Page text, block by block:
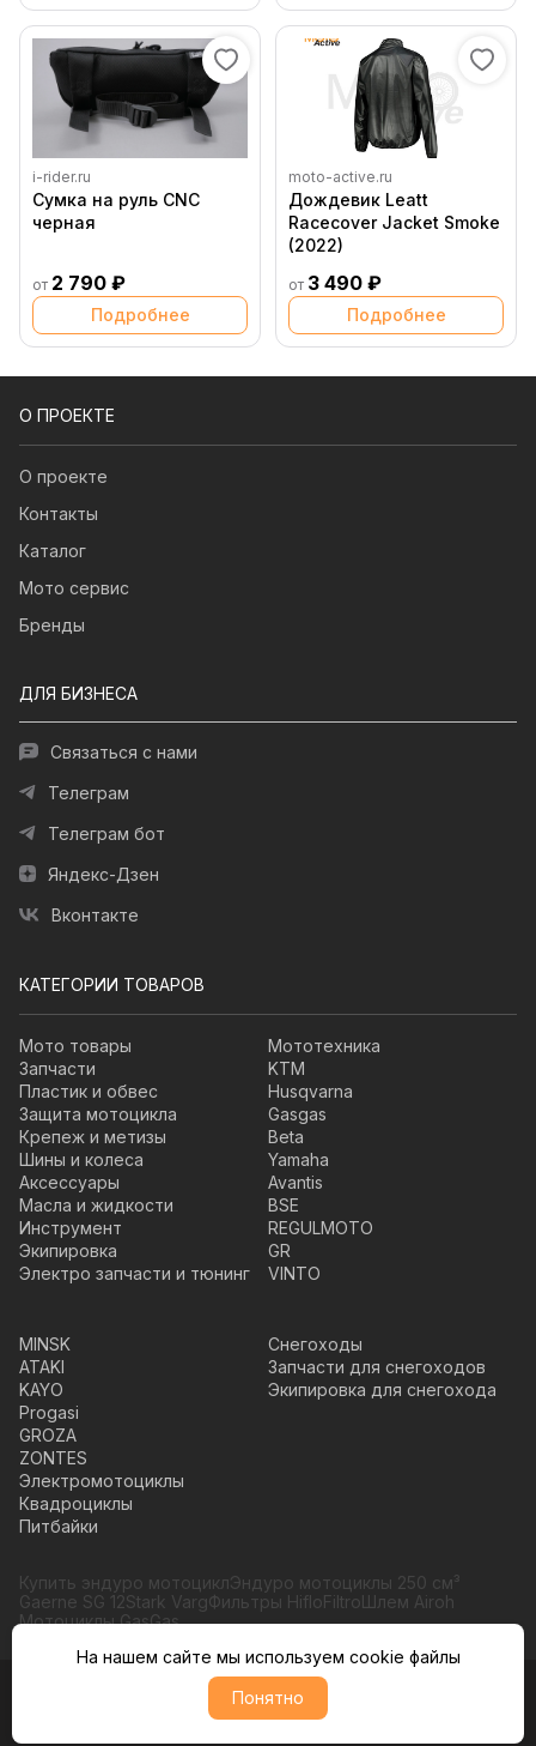
i-rider.ru
Сумка на руль CNC
черная
от 2 790 ₽
Подробнее
moto-active.ru
Дождевик Leatt
Racecover Jacket Smoke
(2022)
от 3 490 ₽
Подробнее
О ПРОЕКТЕ
О проекте
Контакты
Каталог
Мото сервис
Бренды
ДЛЯ БИЗНЕСА
Связаться с нами
Телеграм
Телеграм бот
Яндекс-Дзен
Вконтакте
КАТЕГОРИИ ТОВАРОВ
Мото товары
Запчасти
Пластик и обвес
Защита мотоцикла
Крепеж и метизы
Шины и колеса
Аксессуары
Масла и жидкости
Инструмент
Экипировка
Электро запчасти и тюнинг
Мототехника
KTM
Husqvarna
Gasgas
Beta
Yamaha
Avantis
BSE
REGULMOTO
GR
VINTO
MINSK
ATAKI
KAYO
Progasi
GROZA
ZONTES
Электромотоциклы
Квадроциклы
Питбайки
Снегоходы
Запчасти для снегоходов
Экипировка для снегохода
Купить эндуро мотоциклЭндуро мотоциклы 250 см³
Gaerne SG 12Stark VargФильтры HifloFiltroШлем Airoh
Мотоциклы GasGas
© Moto365, Все права защищены
Политика обратботки персональных данных
На нашем сайте мы используем cookie файлы
Понятно